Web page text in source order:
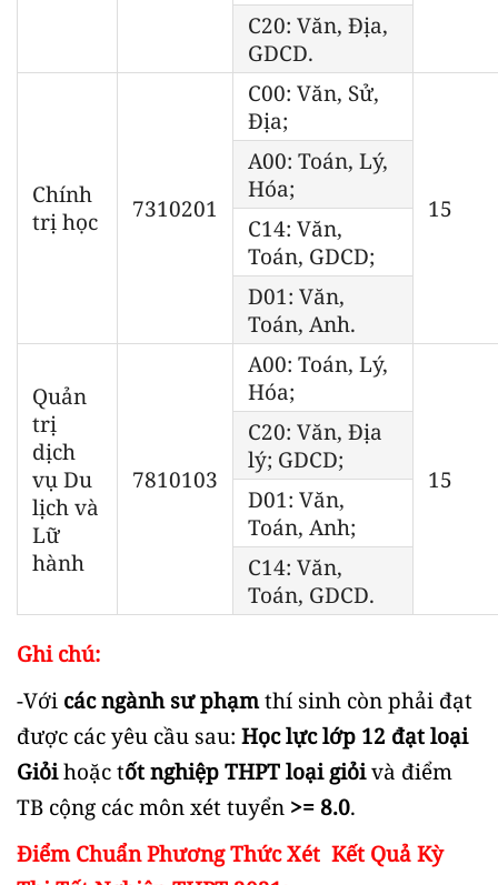
C20: Văn, Địa,
GDCD.
Chính
trị học
7310201
C00: Văn, Sử,
Địa;
15
A00: Toán, Lý,
Hóa;
C14: Văn,
Toán, GDCD;
D01: Văn,
Toán, Anh.
Quản
trị
dịch
vụ Du
lịch và
Lữ
hành
7810103
A00: Toán, Lý,
Hóa;
15
C20: Văn, Địa
lý; GDCD;
D01: Văn,
Toán, Anh;
C14: Văn,
Toán, GDCD.
Ghi chú:
-Với các ngành sư phạmthí sinh còn phải đạt
được các yêu cầu sau: Học lực lớp 12 đạt loại
Giỏihoặc tốt nghiệp THPT loại giỏivà điểm
TB cộng các môn xét tuyển >= 8.0.
Điểm Chuẩn Phương Thức Xét Kết Quả Kỳ